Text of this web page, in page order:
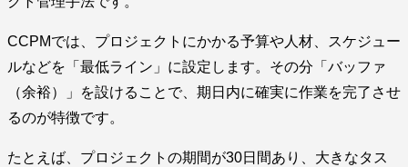
CCPMでは、プロジェクトにかかる予算や人材、スケジュー
ルなどを「最低ライン」に設定します。その分「バッファ
（余裕）」を設けることで、期日内に確実に作業を完了させ
るのが特徴です。
たとえば、プロジェクトの期間が30日間あり、大きなタス